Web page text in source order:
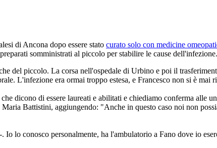
di Ancona dopo essere stato curato solo con medicine
somministrati al piccolo per stabilire le cause dell'infezione.
del piccolo. La corsa nell'ospedale di Urbino e poi il
L'infezione era ormai troppo estesa, e Francesco non si è mai
dicono di essere laureati e abilitati e chiediamo conferma alle
Battistini, aggiungendo: "Anche in questo caso noi non
lo conosco personalmente, ha l'ambulatorio a Fano dove io